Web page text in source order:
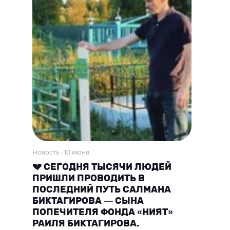
Новость · 10 июня
💔 СЕГОДНЯ ТЫСЯЧИ ЛЮДЕЙ
ПРИШЛИ ПРОВОДИТЬ В
ПОСЛЕДНИЙ ПУТЬ САЛМАНА
БИКТАГИРОВА — СЫНА
ПОПЕЧИТЕЛЯ ФОНДА «НИЯТ»
РАИЛЯ БИКТАГИРОВА.